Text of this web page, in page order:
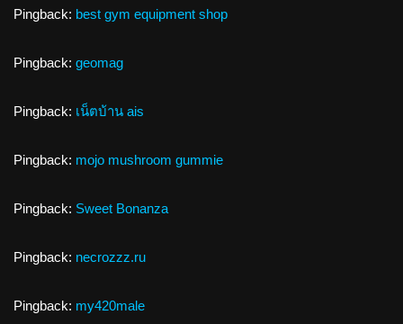
Pingback: best gym equipment shop
Pingback: geomag
Pingback: เน็ตบ้าน ais
Pingback: mojo mushroom gummie
Pingback: Sweet Bonanza
Pingback: necrozzz.ru
Pingback: my420male